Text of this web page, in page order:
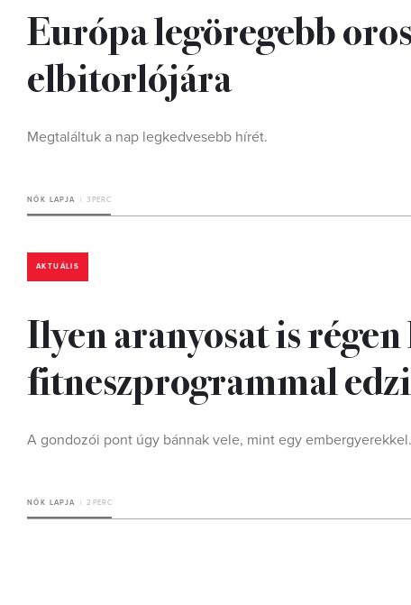
Európa legöregebb
elbitorlójára
Megtaláltuk a nap legkedvesebb hírét.
NŐK LAPJA 3 PERC
AKTUÁLIS
Ilyen aranyosat is
fitneszprogrammal
A gondozói pont úgy bánnak vele, mint egy embergyerekkel.
NŐK LAPJA 2 PERC